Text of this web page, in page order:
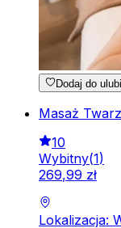
Dodaj do
Masaż
10
Wybitny(1)
269,99 zł
Lokalizacja: